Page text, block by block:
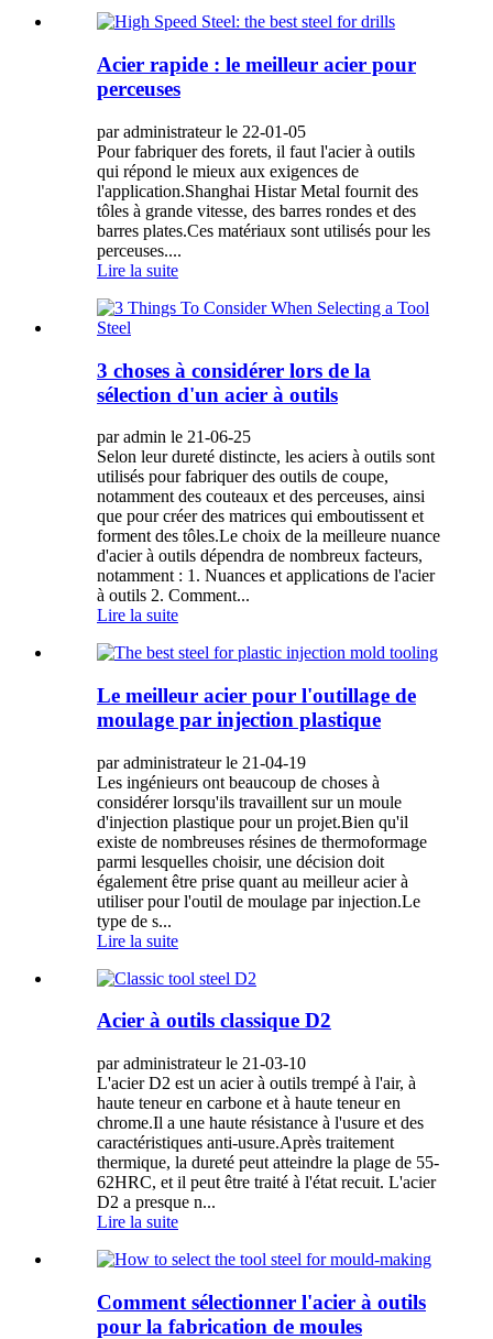
Acier rapide : le meilleur acier pour
perceuses
par administrateur le 22-01-05
Pour fabriquer des forets, il faut l'acier à outils
qui répond le mieux aux exigences de
l'application.Shanghai Histar Metal fournit des
tôles à grande vitesse, des barres rondes et des
barres plates.Ces matériaux sont utilisés pour les
perceuses....
Lire la suite
3 choses à considérer lors de la
sélection d'un acier à outils
par admin le 21-06-25
Selon leur dureté distincte, les aciers à outils sont
utilisés pour fabriquer des outils de coupe,
notamment des couteaux et des perceuses, ainsi
que pour créer des matrices qui emboutissent et
forment des tôles.Le choix de la meilleure nuance
d'acier à outils dépendra de nombreux facteurs,
notamment : 1. Nuances et applications de l'acier
à outils 2. Comment...
Lire la suite
Le meilleur acier pour l'outillage de
moulage par injection plastique
par administrateur le 21-04-19
Les ingénieurs ont beaucoup de choses à
considérer lorsqu'ils travaillent sur un moule
d'injection plastique pour un projet.Bien qu'il
existe de nombreuses résines de thermoformage
parmi lesquelles choisir, une décision doit
également être prise quant au meilleur acier à
utiliser pour l'outil de moulage par injection.Le
type de s...
Lire la suite
Acier à outils classique D2
par administrateur le 21-03-10
L'acier D2 est un acier à outils trempé à l'air, à
haute teneur en carbone et à haute teneur en
chrome.Il a une haute résistance à l'usure et des
caractéristiques anti-usure.Après traitement
thermique, la dureté peut atteindre la plage de 55-
62HRC, et il peut être traité à l'état recuit. L'acier
D2 a presque n...
Lire la suite
Comment sélectionner l'acier à outils
pour la fabrication de moules